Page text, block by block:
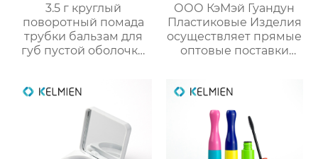
3.5 г круглый
поворотный помада
трубки бальзам для
губ пустой оболочки
ООО КэМэй Гуандун
Пластиковые Изделия
осуществляет прямые
оптовые поставки